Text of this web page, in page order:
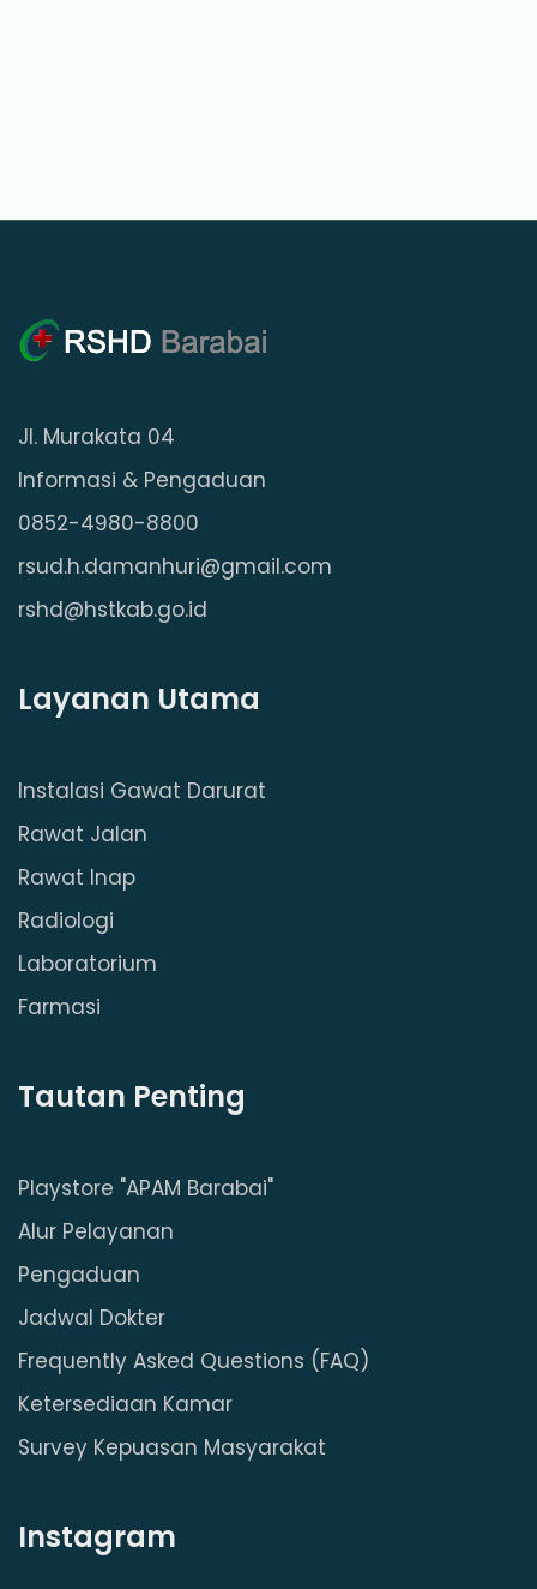
Jl. Murakata 04
Informasi & Pengaduan
0852-4980-8800
rsud.h.damanhuri@gmail.com
rshd@hstkab.go.id
Layanan Utama
Instalasi Gawat Darurat
Rawat Jalan
Rawat Inap
Radiologi
Laboratorium
Farmasi
Tautan Penting
Playstore "APAM Barabai"
Alur Pelayanan
Pengaduan
Jadwal Dokter
Frequently Asked Questions (FAQ)
Ketersediaan Kamar
Survey Kepuasan Masyarakat
Instagram